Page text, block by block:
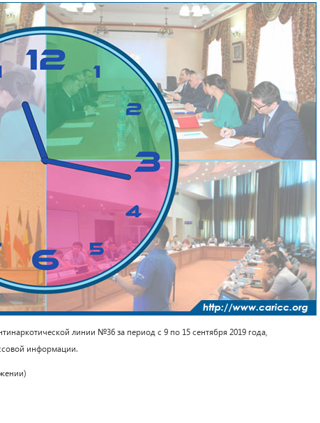
линии №36 за период с 9 по 15 сентября 2019 года,
информации.